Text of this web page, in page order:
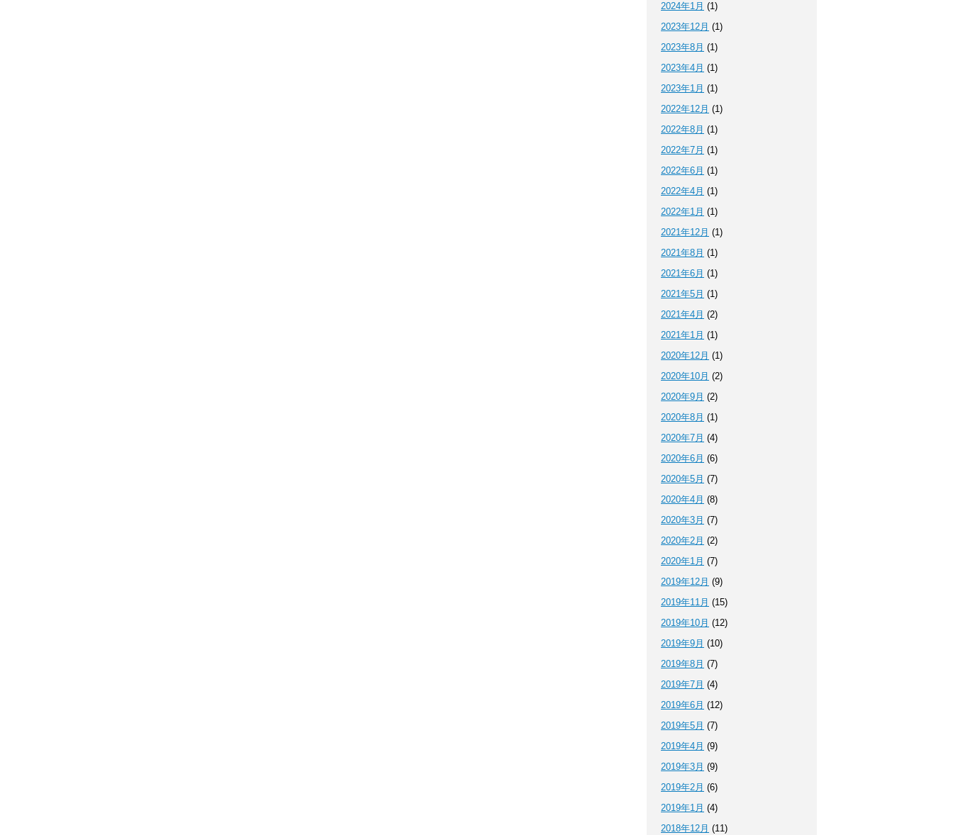
2024年1月 (1)
2023年12月 (1)
2023年8月 (1)
2023年4月 (1)
2023年1月 (1)
2022年12月 (1)
2022年8月 (1)
2022年7月 (1)
2022年6月 (1)
2022年4月 (1)
2022年1月 (1)
2021年12月 (1)
2021年8月 (1)
2021年6月 (1)
2021年5月 (1)
2021年4月 (2)
2021年1月 (1)
2020年12月 (1)
2020年10月 (2)
2020年9月 (2)
2020年8月 (1)
2020年7月 (4)
2020年6月 (6)
2020年5月 (7)
2020年4月 (8)
2020年3月 (7)
2020年2月 (2)
2020年1月 (7)
2019年12月 (9)
2019年11月 (15)
2019年10月 (12)
2019年9月 (10)
2019年8月 (7)
2019年7月 (4)
2019年6月 (12)
2019年5月 (7)
2019年4月 (9)
2019年3月 (9)
2019年2月 (6)
2019年1月 (4)
2018年12月 (11)